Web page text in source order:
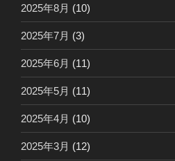
2025年8月 (10)
2025年7月 (3)
2025年6月 (11)
2025年5月 (11)
2025年4月 (10)
2025年3月 (12)